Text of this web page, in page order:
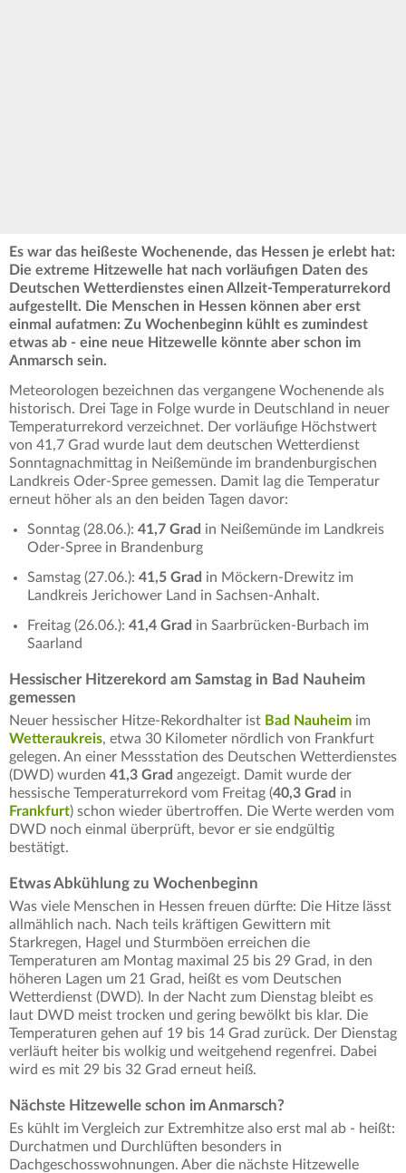
Es war das heißeste Wochenende, das Hessen je erlebt hat:
Die extreme Hitzewelle hat nach vorläufigen Daten des
Deutschen Wetterdienstes einen Allzeit-Temperaturrekord
aufgestellt. Die Menschen in Hessen können aber erst
einmal aufatmen: Zu Wochenbeginn kühlt es zumindest
etwas ab - eine neue Hitzewelle könnte aber schon im
Anmarsch sein.
Meteorologen bezeichnen das vergangene Wochenende als
historisch. Drei Tage in Folge wurde in Deutschland in neuer
Temperaturrekord verzeichnet. Der vorläufige Höchstwert
von 41,7 Grad wurde laut dem deutschen Wetterdienst
Sonntagnachmittag in Neißemünde im brandenburgischen
Landkreis Oder-Spree gemessen. Damit lag die Temperatur
erneut höher als an den beiden Tagen davor:
Sonntag (28.06.): 41,7 Grad in Neißemünde im Landkreis
Oder-Spree in Brandenburg
Samstag (27.06.): 41,5 Grad in Möckern-Drewitz im
Landkreis Jerichower Land in Sachsen-Anhalt.
Freitag (26.06.): 41,4 Grad in Saarbrücken-Burbach im
Saarland
Hessischer Hitzerekord am Samstag in Bad Nauheim
gemessen
Neuer hessischer Hitze-Rekordhalter ist Bad Nauheim im
Wetteraukreis, etwa 30 Kilometer nördlich von Frankfurt
gelegen. An einer Messstation des Deutschen Wetterdienstes
(DWD) wurden 41,3 Grad angezeigt. Damit wurde der
hessische Temperaturrekord vom Freitag (40,3 Grad in
Frankfurt) schon wieder übertroffen. Die Werte werden vom
DWD noch einmal überprüft, bevor er sie endgültig
bestätigt.
Etwas Abkühlung zu Wochenbeginn
Was viele Menschen in Hessen freuen dürfte: Die Hitze lässt
allmählich nach. Nach teils kräftigen Gewittern mit
Starkregen, Hagel und Sturmböen erreichen die
Temperaturen am Montag maximal 25 bis 29 Grad, in den
höheren Lagen um 21 Grad, heißt es vom Deutschen
Wetterdienst (DWD). In der Nacht zum Dienstag bleibt es
laut DWD meist trocken und gering bewölkt bis klar. Die
Temperaturen gehen auf 19 bis 14 Grad zurück. Der Dienstag
verläuft heiter bis wolkig und weitgehend regenfrei. Dabei
wird es mit 29 bis 32 Grad erneut heiß.
Nächste Hitzewelle schon im Anmarsch?
Es kühlt im Vergleich zur Extremhitze also erst mal ab - heißt:
Durchatmen und Durchlüften besonders in
Dachgeschosswohnungen. Aber die nächste Hitzewelle